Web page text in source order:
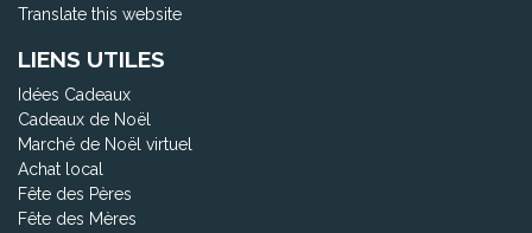
Translate this website
LIENS UTILES
Idées Cadeaux
Cadeaux de Noël
Marché de Noël virtuel
Achat local
Fête des Pères
Fête des Mères